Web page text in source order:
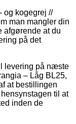
og kogegrej //
man mangler din
afgørende at du
på det
levering på næste
– Låg BL25,
at bestillingen
til at
inden de